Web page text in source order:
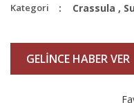
Kategori Crassula ,
GELİNCE HABER VER